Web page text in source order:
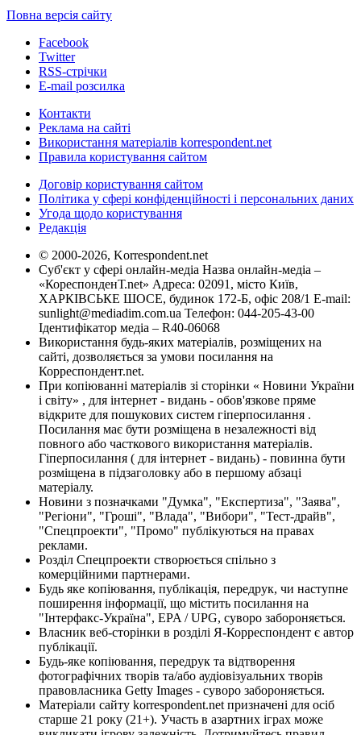
Повна версія сайту
Facebook
Twitter
RSS-стрічки
E-mail розсилка
Контакти
Реклама на сайті
Використання матеріалів korrespondent.net
Правила користування сайтом
Договір користування сайтом
Політика у сфері конфіденційності і персональних даних
Угода щодо користування
Редакція
© 2000-2026, Korrespondent.net
Суб'єкт у сфері онлайн-медіа Назва онлайн-медіа –
«КореспонденТ.net» Адреса: 02091, місто Київ,
ХАРКІВСЬКЕ ШОСЕ, будинок 172-Б, офіс 208/1 E-mail:
sunlight@mediadim.com.ua Телефон: 044-205-43-00
Ідентифікатор медіа – R40-06068
Використання будь-яких матеріалів, розміщених на
сайті, дозволяється за умови посилання на
Корреспондент.net.
При копіюванні матеріалів зі сторінки « Новини України
і світу» , для інтернет - видань - обов'язкове пряме
відкрите для пошукових систем гіперпосилання .
Посилання має бути розміщена в незалежності від
повного або часткового використання матеріалів.
Гіперпосилання ( для інтернет - видань) - повинна бути
розміщена в підзаголовку або в першому абзаці
матеріалу.
Новини з позначками "Думка", "Експертиза", "Заява",
"Регіони", "Гроші", "Влада", "Вибори", "Тест-драйв",
"Спецпроекти", "Промо" публікуються на правах
реклами.
Розділ Спецпроекти створюється спільно з
комерційними партнерами.
Будь яке копіювання, публікація, передрук, чи наступне
поширення інформації, що містить посилання на
"Інтерфакс-Україна", EPA / UPG, суворо забороняється.
Власник веб-сторінки в розділі Я-Корреспондент є автор
публікації.
Будь-яке копіювання, передрук та відтворення
фотографічних творів та/або аудіовізуальних творів
правовласника Getty Images - суворо забороняється.
Матеріали сайту korrespondent.net призначені для осіб
старше 21 року (21+). Участь в азартних іграх може